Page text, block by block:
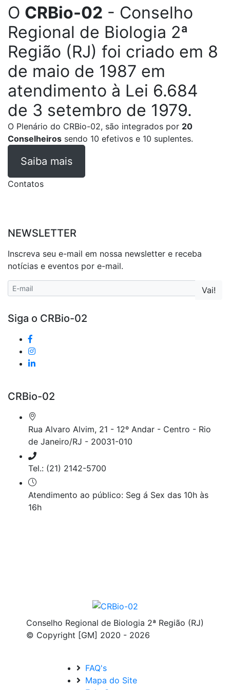
O CRBio-02 - Conselho
Regional de Biologia 2ª
Região (RJ) foi criado em 8
de maio de 1987 em
atendimento à Lei 6.684
de 3 setembro de 1979.
O Plenário do CRBio-02, são integrados por 20
Conselheiros sendo 10 efetivos e 10 suplentes.
Saiba mais
Contatos
NEWSLETTER
Inscreva seu e-mail em nossa newsletter e receba
notícias e eventos por e-mail.
Siga o CRBio-02
CRBio-02
Rua Alvaro Alvim, 21 - 12º Andar - Centro - Rio
de Janeiro/RJ - 20031-010
Tel.: (21) 2142-5700
Atendimento ao público: Seg á Sex das 10h às
16h
Conselho Regional de Biologia 2ª Região (RJ)
© Copyright [GM] 2020 - 2026
FAQ's
Mapa do Site